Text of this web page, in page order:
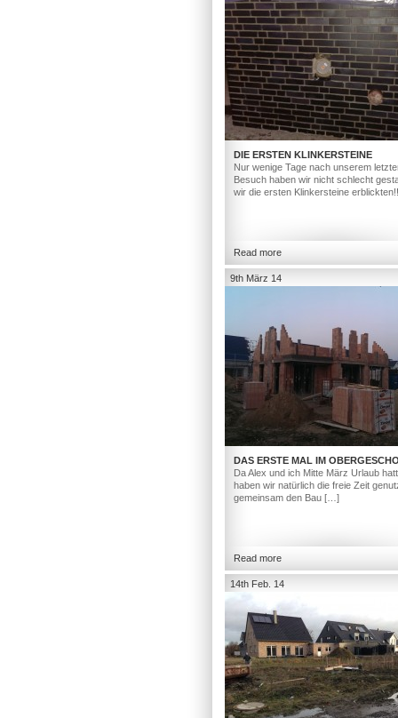
DIE ERSTEN KLINKERSTEINE
Nur wenige Tage nach unserem
Besuch haben wir nicht schlecht
wir die ersten Klinkersteine
Read more
9th März 14
DAS ERSTE MAL IM
Da Alex und ich Mitte März Urlaub
haben wir natürlich die freie Zeit
gemeinsam den Bau […]
Read more
14th Feb. 14